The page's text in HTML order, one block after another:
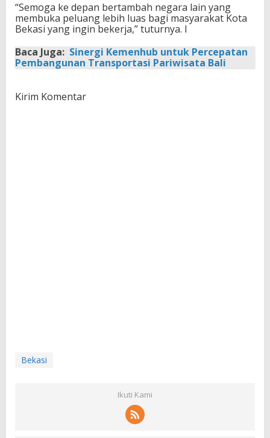
“Semoga ke depan bertambah negara lain yang
membuka peluang lebih luas bagi masyarakat Kota
Bekasi yang ingin bekerja,” tuturnya. I
Baca Juga: Sinergi Kemenhub untuk Percepatan
Pembangunan Transportasi Pariwisata Bali
Kirim Komentar
Bekasi
Ikuti Kami